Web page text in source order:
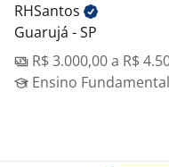
RHSantos
Guarujá - SP
R$ 3.000,00 a R$
Ensino